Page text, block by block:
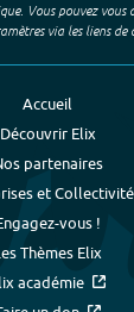
Vous pouvez vous
via les liens de
Accueil
Découvrir Elix
partenaires
et
vous !
Thèmes Elix
académie